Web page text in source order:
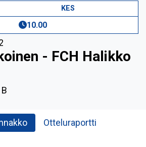
KES
10.00
- FCH Halikko
Otteluraportti